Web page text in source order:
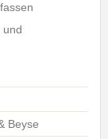
und
Beyse